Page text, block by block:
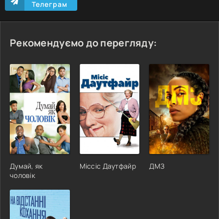
Телеграм
Рекомендуємо до перегляду:
Думай, як
чоловік
Міссіс Даутфайр ДМЗ